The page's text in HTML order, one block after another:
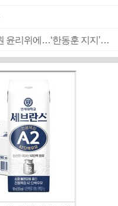
국힘 부산시당, ‘정이한 조력’ 시의원 윤리위에…‘한동훈 지지’도 신고접수